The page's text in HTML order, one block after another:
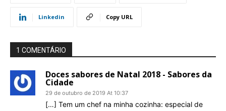
Linkedin Copy URL
1 COMENTÁRIO
Doces sabores de Natal 2018 - Sabores da
Cidade
29 de outubro de 2019 At 10:37
[…] Tem um chef na minha cozinha: especial de